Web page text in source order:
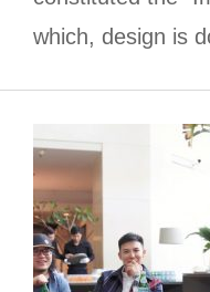
which, design is